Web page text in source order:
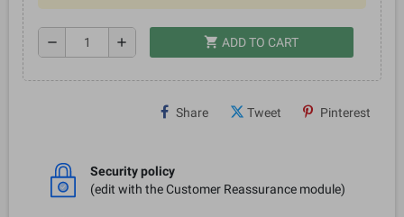
remove add shopping_cart ADD TO CART
Share Tweet Pinterest
Security policy
(edit with the Customer Reassurance module)